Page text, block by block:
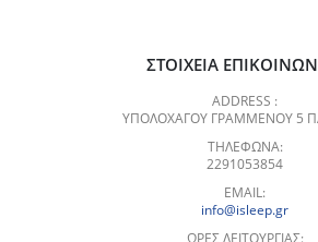
ΣΤΟΙΧΕΊΑ
ADDRESS :
ΥΠΟΛΟΧΑΓΟΥ ΓΡΑΜΜΕΝΟΥ 5
ΤΗΛΈΦΩΝΑ:
2291053854
EMAIL:
info@isleep.gr
ΏΡΕΣ ΛΕΙΤΟΥΡΓΊΑΣ: